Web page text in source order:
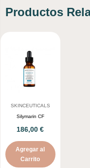
Productos
SKINCEUTICALS
Silymarin CF
186,00 €
Agregar al
Carrito